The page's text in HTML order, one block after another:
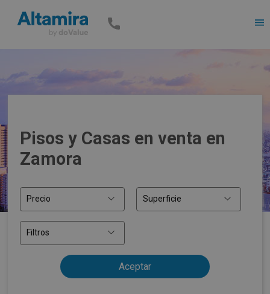
Pisos y Casas en venta en
Zamora
Precio Superficie
Filtros